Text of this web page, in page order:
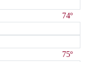
74º
75º